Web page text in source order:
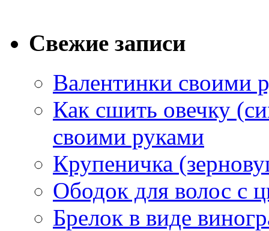
Свежие записи
Валентинки своими
Как сшить овечку
своими руками
Крупеничка
Ободок для волос с
Брелок в виде